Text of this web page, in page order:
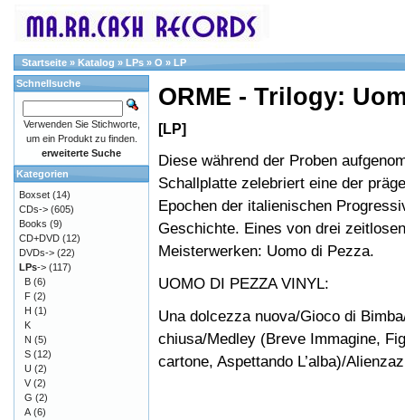
Startseite » Katalog » LPs » O » LP
ORME - Trilogy:
[LP]
Diese während der Proben
Schallplatte zelebriert eine der
Epochen der italienischen
Geschichte. Eines von drei zeitlosen
Meisterwerken: Uomo di Pezza.
UOMO DI PEZZA VINYL:
Una dolcezza nuova/Gioco di
chiusa/Medley (Breve Immagine,
cartone, Aspettando L’alba)/
Schnellsuche
Verwenden Sie Stichworte,
um ein Produkt zu finden.
erweiterte Suche
Kategorien
Boxset (14)
CDs-> (605)
Books (9)
CD+DVD (12)
DVDs-> (22)
LPs-> (117)
B (6)
F (2)
H (1)
K
N (5)
S (12)
U (2)
V (2)
G (2)
A (6)